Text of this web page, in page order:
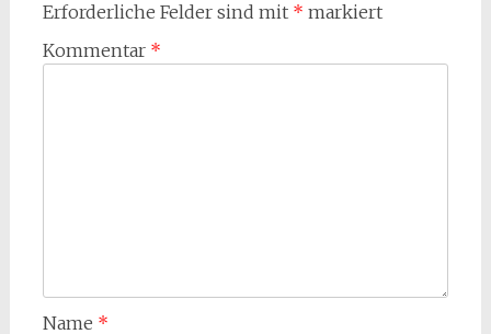
Erforderliche Felder sind mit * markiert
Kommentar *
Name *